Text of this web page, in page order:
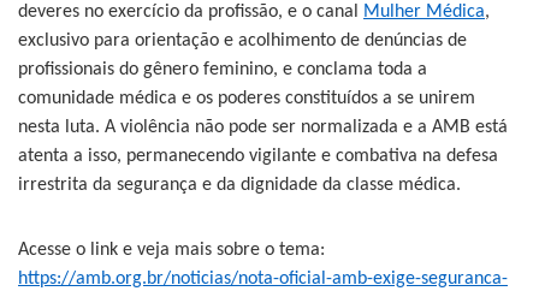
deveres no exercício da profissão, e o canal
Mulher Médica,
exclusivo para orientação e acolhimento de denúncias de
profissionais do gênero feminino, e conclama toda a
comunidade médica e os poderes constituídos a se unirem
nesta luta. A violência não pode ser normalizada e a AMB está
atenta a isso, permanecendo vigilante e combativa na defesa
irrestrita da segurança e da dignidade da classe médica.
Acesse o link e veja mais sobre o tema:
https://amb.org.br/noticias/nota-oficial-amb-exige-seguranca-